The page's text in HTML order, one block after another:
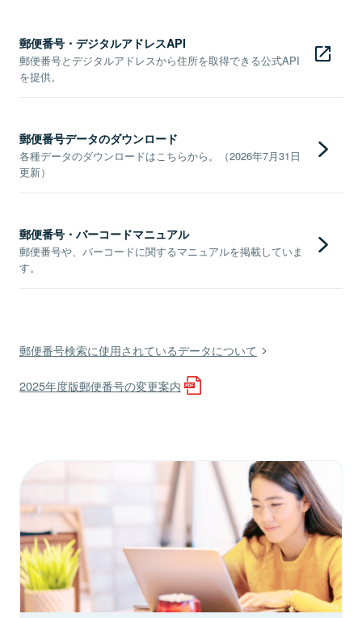
郵便番号・デジタルアドレスAPI
郵便番号とデジタルアドレスから住所を取得できる公式API
を提供。
郵便番号データのダウンロード
各種データのダウンロードはこちらから。（2026年7月31日
更新）
郵便番号・バーコードマニュアル
郵便番号や、バーコードに関するマニュアルを掲載していま
す。
郵便番号検索に使用されているデータについて
2025年度版郵便番号の変更案内